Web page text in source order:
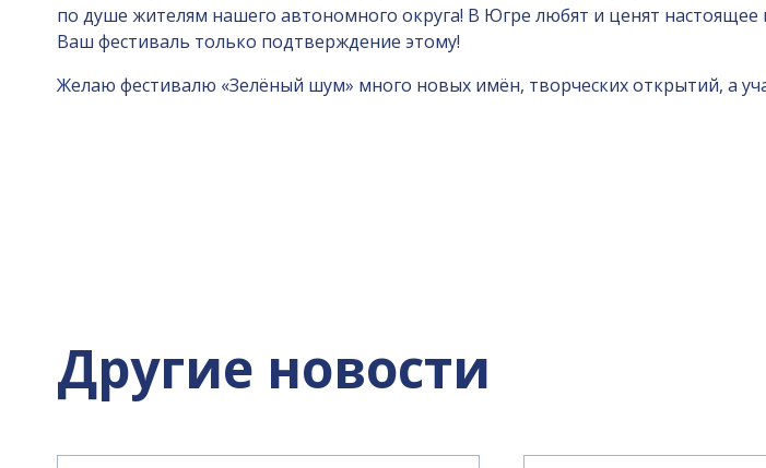
по душе жителям нашего автономного округа! В Югре любят и ценят настоящее
Ваш фестиваль только подтверждение этому!
Желаю фестивалю «Зелёный шум» много новых имён, творческих открытий, а
Другие новости